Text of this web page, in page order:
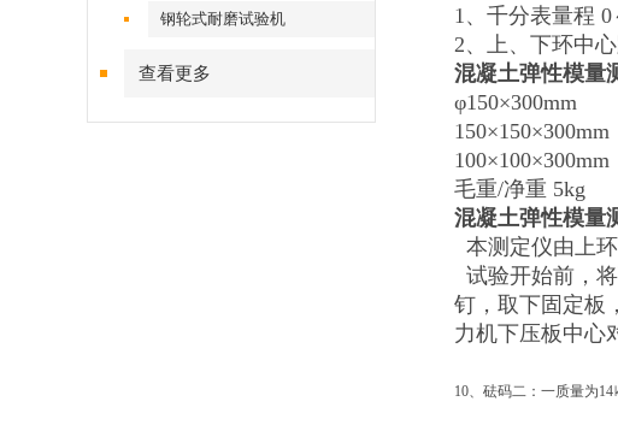
钢轮式耐磨试验机
查看更多
1、千分表量程
2、上、下环中
混凝土弹性模量
φ150×300mm
毛重/净重 5kg
混凝土弹性模量
本测定仪由上
试验开始前，
钉，取下固定板
力机下压板中心
10、砝码二：一质量为14